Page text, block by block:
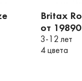
Britax
от 19890
3-12 лет
4 цвета